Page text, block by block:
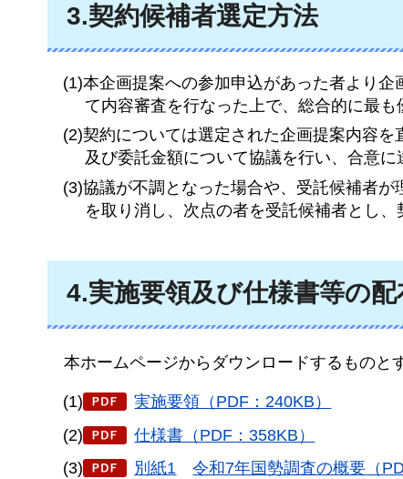
3.契約候補者選定方法
(1)本企画提案への参加申込があった者より
て内容審査を行なった上で、総合的に最
(2)契約については選定された企画提案内容
及び委託金額について協議を行い、合意に
(3)協議が不調となった場合や、受託候補者
を取り消し、次点の者を受託候補者とし、
4.実施要領及び仕様書等の配
本ホームページからダウンロードするものと
(1)
実施要領（PDF：240KB）
(2)
仕様書（PDF：358KB）
(3)
別紙1 令和7年国勢調査の概要 （